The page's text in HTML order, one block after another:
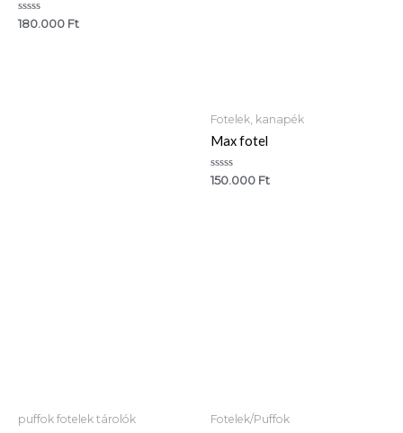
Értékelés:
180.000 Ft
Fotelek, kanapék
Max fotel
Értékelés:
150.000 Ft
puffok fotelek tárolók Fotelek/Puffok